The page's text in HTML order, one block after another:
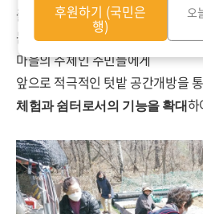
풀꽃향기에 의해 주도적으로 관리
눔터 텃밭...
마을의 주체인 주민들에게
앞으로 적극적인 텃밭 공간개방을
체험과 쉼터로서의 기능을 확대하
후원하기 (국민은
행)
오